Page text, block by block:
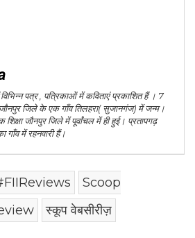
पत्र , पत्रिकाओं में कविताएं प्रकाशित हैं । 7
जिले के एक गाँव तिलहरा( सुजानगंज) में जन्म।
जौनपुर जिले में पूर्वांचल में ही हुई। प्रतापगढ़
गाँव में रहनवारी हैं।
Scoop
स्कूप वेबसीरीज़